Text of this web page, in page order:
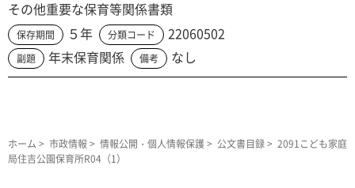
その他重要な保育等関係書類
保存期間 ５年 分類コード 22060502
副題 年末保育関係 備考 なし
ホーム > 市政情報 > 情報公開・個人情報保護> 公文書目録> 2091こども家庭
局住吉公園保育所R04（1）